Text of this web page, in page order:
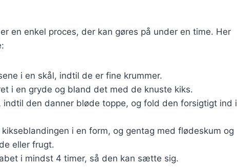
en enkel proces, der kan gøres på under en time. Her
i en skål, indtil de er fine krummer.
i en gryde og bland det med de knuste kiks.
indtil den danner bløde toppe, og fold den forsigtigt ind i
i en form, og gentag med flødeskum og
eller frugt.
i mindst 4 timer, så den kan sætte sig.